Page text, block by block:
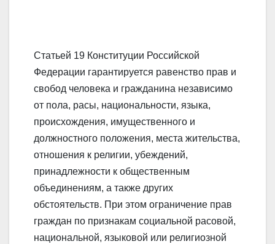
Статьей 19 Конституции Российской
Федерации гарантируется равенство прав и
свобод человека и гражданина независимо
от пола, расы, национальности, языка,
происхождения, имущественного и
должностного положения, места жительства,
отношения к религии, убеждений,
принадлежности к общественным
объединениям, а также других
обстоятельств. При этом ограничение прав
граждан по признакам социальной расовой,
национальной, языковой или религиозной